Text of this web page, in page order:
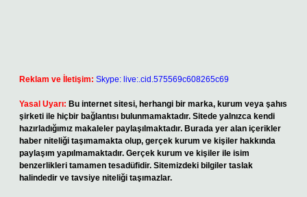
Reklam ve İletişim: Skype: live:.cid.575569c608265c69
Yasal Uyarı: Bu internet sitesi, herhangi bir marka, kurum veya şahıs
şirketi ile hiçbir bağlantısı bulunmamaktadır. Sitede yalnızca kendi
hazırladığımız makaleler paylaşılmaktadır. Burada yer alan içerikler
haber niteliği taşımamakta olup, gerçek kurum ve kişiler hakkında
paylaşım yapılmamaktadır. Gerçek kurum ve kişiler ile isim
benzerlikleri tamamen tesadüfidir. Sitemizdeki bilgiler taslak
halindedir ve tavsiye niteliği taşımazlar.